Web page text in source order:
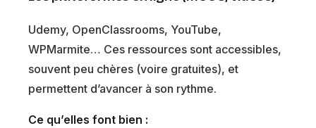
Udemy, OpenClassrooms, YouTube,
WPMarmite… Ces ressources sont accessibles,
souvent peu chères (voire gratuites), et
permettent d’avancer à son rythme.
Ce qu’elles font bien :